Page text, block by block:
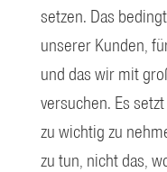
setzen. Das
unserer Kunden,
und das wir mit
versuchen. Es
zu wichtig zu
zu tun, nicht das,